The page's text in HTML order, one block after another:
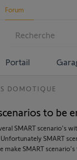
Forum
Portail
DOMOTIQUE
to be
SMART scenario's
SMART
make SMART